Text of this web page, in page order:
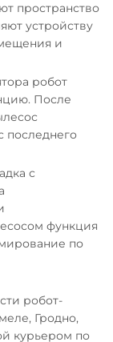
пространство
устройству
и
робот
После
последнего
с
функция
по
робот-
Гродно,
курьером по